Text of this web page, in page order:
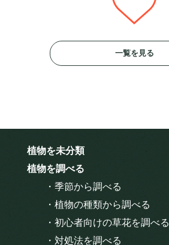
一覧を見る
植物を未分類
植物を調べる
・季節から調べる
・植物の種類から調べる
・初心者向けの草花を調べる
・対処法を調べる